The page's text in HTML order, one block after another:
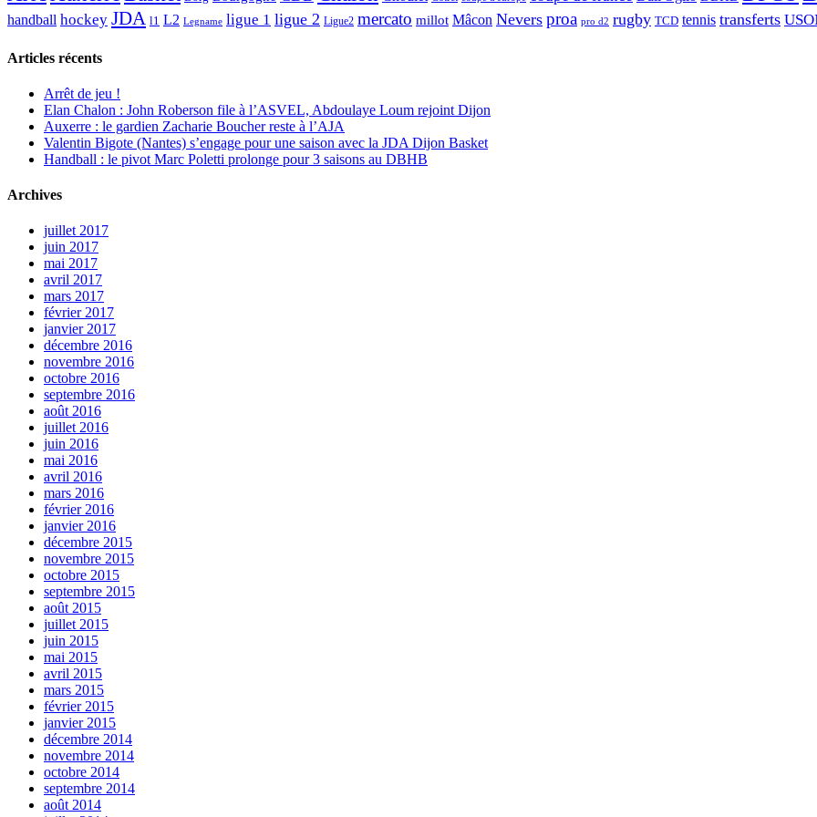
handball hockey JDA l1 L2 Legname ligue 1 ligue 2 Ligue2 mercato millot Mâcon Nevers proa pro d2 rugby TCD tennis transferts
Articles récents
Arrêt de jeu !
Elan Chalon : John Roberson file à l’ASVEL, Abdoulaye Loum rejoint Dijon
Auxerre : le gardien Zacharie Boucher reste à l’AJA
Valentin Bigote (Nantes) s’engage pour une saison avec la JDA Dijon Basket
Handball : le pivot Marc Poletti prolonge pour 3 saisons au DBHB
Archives
juillet 2017
juin 2017
mai 2017
avril 2017
mars 2017
février 2017
janvier 2017
décembre 2016
novembre 2016
octobre 2016
septembre 2016
août 2016
juillet 2016
juin 2016
mai 2016
avril 2016
mars 2016
février 2016
janvier 2016
décembre 2015
novembre 2015
octobre 2015
septembre 2015
août 2015
juillet 2015
juin 2015
mai 2015
avril 2015
mars 2015
février 2015
janvier 2015
décembre 2014
novembre 2014
octobre 2014
septembre 2014
août 2014